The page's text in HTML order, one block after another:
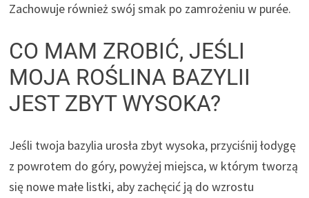
Zachowuje również swój smak po zamrożeniu w purée.
CO MAM ZROBIĆ, JEŚLI
MOJA ROŚLINA BAZYLII
JEST ZBYT WYSOKA?
Jeśli twoja bazylia urosła zbyt wysoka, przyciśnij łodygę
z powrotem do góry, powyżej miejsca, w którym tworzą
się nowe małe listki, aby zachęcić ją do wzrostu